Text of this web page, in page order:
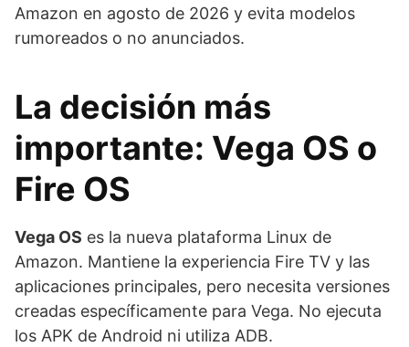
Amazon en agosto de 2026 y evita modelos
rumoreados o no anunciados.
La decisión más
importante: Vega OS o
Fire OS
Vega OS es la nueva plataforma Linux de
Amazon. Mantiene la experiencia Fire TV y las
aplicaciones principales, pero necesita versiones
creadas específicamente para Vega. No ejecuta
los APK de Android ni utiliza ADB.